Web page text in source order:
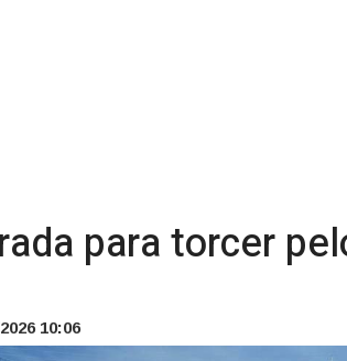
para torcer
10:06